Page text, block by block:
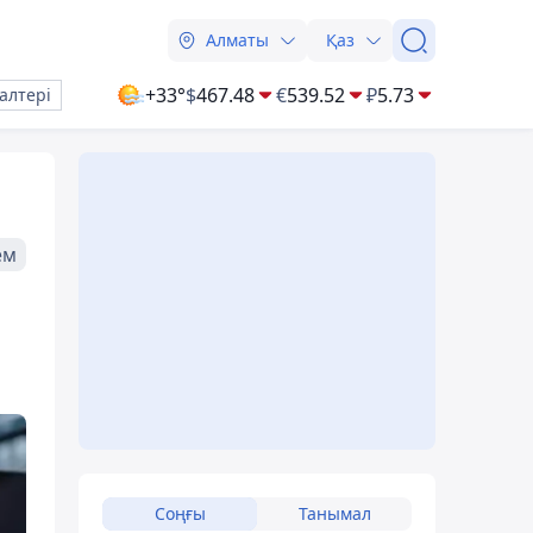
Алматы Қаз
+33°$467.48 €539.52 ₽5.73
Соңғы Танымал